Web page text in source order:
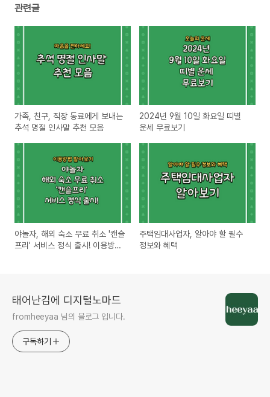
관련글
가족, 친구, 직장 동료에게 보내는
추석 명절 인사말 추천 모음
2024년 9월 10일 화요일 띠별
운세 무료보기
야놀자, 해외 숙소 무료 취소 '캔슬
프리' 서비스 정식 출시! 이용방법
주택임대사업자, 알아야 할 필수
정보와 혜택
태어난김에 디지털노마드
fromheeyaa 님의 블로그 입니다.
구독하기